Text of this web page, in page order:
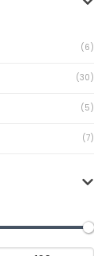
(6)
(30)
(5)
(7)